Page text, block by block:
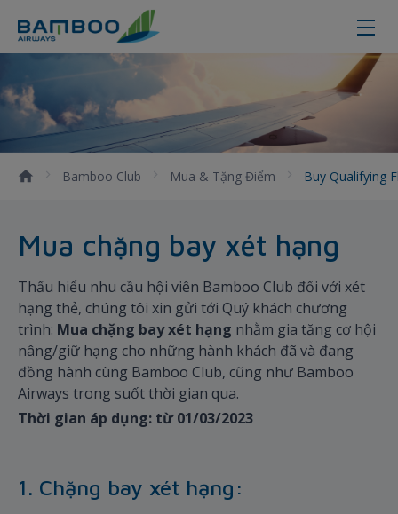
Buy qualifying flights - Bamboo
Bamboo Club Mua & Tặng Điểm Buy Qualifying
Mua chặng bay xét hạng
Thấu hiểu nhu cầu hội viên Bamboo Club đối với xét
hạng thẻ, chúng tôi xin gửi tới Quý khách chương
trình: Mua chặng bay xét hạng nhằm gia tăng cơ hội
nâng/giữ hạng cho những hành khách đã và đang
đồng hành cùng Bamboo Club, cũng như Bamboo
Airways trong suốt thời gian qua.
Thời gian áp dụng: từ 01/03/2023
1. Chặng bay xét hạng: